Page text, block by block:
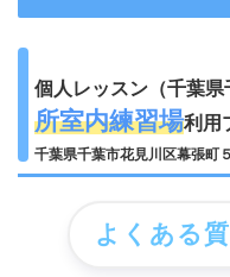
個人レッスン（千葉県
所室内練習場利用
千葉県千葉市花見川区幕張町
よくある